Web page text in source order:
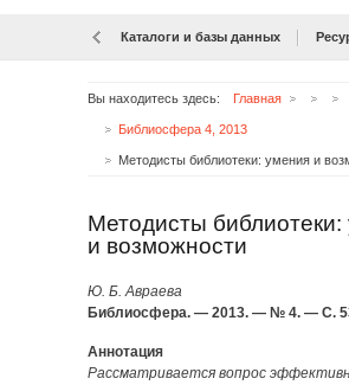
Каталоги и базы данных
Вы находитесь здесь: Главная
Библиосфера 4, 2013
Методисты библиотеки: умения и
Методисты библиотеки:
и возможности
Ю. Б. Авраева
Библиосфера. — 2013. — № 4. — С.
Аннотация
Рассматривается вопрос